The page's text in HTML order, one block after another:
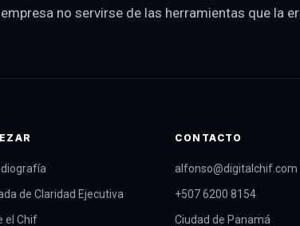
no servirse de las herramientas que la
de Claridad Ejecutiva
el Chif
CONTACTO
alfonso@digitalchif.com
+507 6200 8154
Ciudad de Panamá